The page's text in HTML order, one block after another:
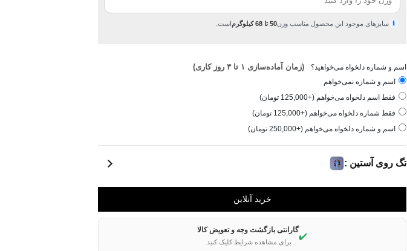
ℹ سایزهای موجود این محصول مناسب وزن50 تا 68 کیلوگرم است.
اسم و شماره دلخواه می‌خواهید؟ (زمان آماده‌سازی ۱ تا ۳ روز کاری)
اسم و شماره نمی‌خواهم
فقط اسم دلخواه می‌خواهم (+125,000 تومان)
فقط شماره دلخواه می‌خواهم (+125,000 تومان)
اسم و شماره دلخواه می‌خواهم (+250,000 تومان)
تگ روی آستین :
✔️
گارانتی بازگشت وجه و تعویض کالا
برای مشاهده شرایط کلیک کنید.